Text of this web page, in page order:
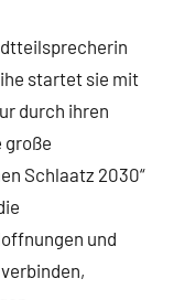
startet sie mit
durch ihren
große
Schlaatz 2030“
und